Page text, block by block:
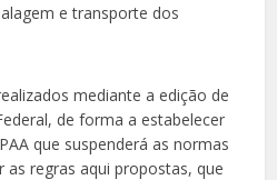
e transporte dos
mediante a edição de
de forma a estabelecer
que suspenderá as normas
as regras aqui propostas, que